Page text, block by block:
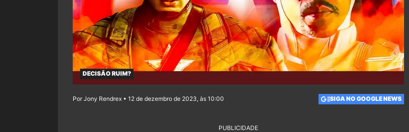
DECISÃO RUIM?
Por Jony Rendrex • 12 de dezembro de 2023, às 10:00 SIGA NO GOOGLE NEWS
PUBLICIDADE